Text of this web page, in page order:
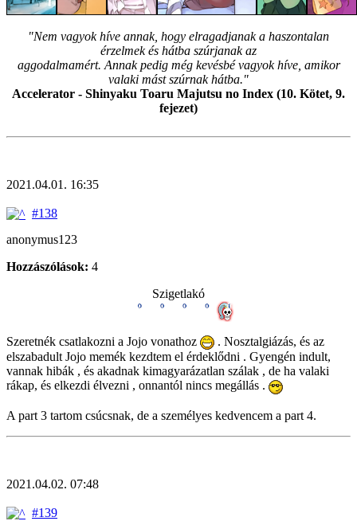
"Nem vagyok híve annak, hogy elragadjanak a haszontalan
érzelmek és hátba szúrjanak az
aggodalmamért. Annak pedig még kevésbé vagyok híve, amikor
valaki mást szúrnak hátba."
Accelerator - Shinyaku Toaru Majutsu no Index (10. Kötet, 9.
fejezet)
2021.04.01. 16:35
#138
anonymus123
Hozzászólások: 4
Szigetlakó
Szeretnék csatlakozni a Jojo vonathoz
. Nosztalgiázás, és az
elszabadult Jojo memék kezdtem el érdeklődni . Gyengén indult,
vannak hibák , és akadnak kimagyarázatlan szálak , de ha valaki
rákap, és elkezdi élvezni , onnantól nincs megállás .
A part 3 tartom csúcsnak, de a személyes kedvencem a part 4.
2021.04.02. 07:48
#139